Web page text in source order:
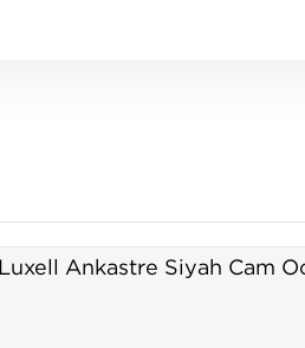
Luxell Ankastre Siyah Cam